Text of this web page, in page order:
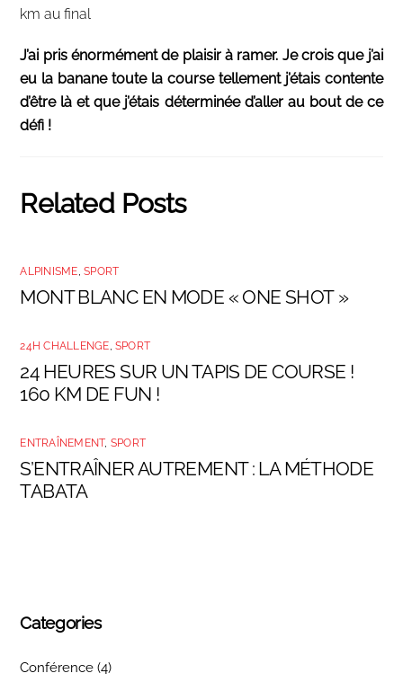
km au final
J’ai pris énormément de plaisir à ramer. Je crois que j’ai
eu la banane toute la course tellement j’étais contente
d’être là et que j’étais déterminée d’aller au bout de ce
défi !
Related Posts
ALPINISME,SPORT
MONT BLANC EN MODE « ONE SHOT »
24H CHALLENGE,SPORT
24 HEURES SUR UN TAPIS DE COURSE !
160 KM DE FUN !
ENTRAÎNEMENT, SPORT
S’ENTRAÎNER AUTREMENT : LA MÉTHODE
TABATA
Categories
Conférence (4)